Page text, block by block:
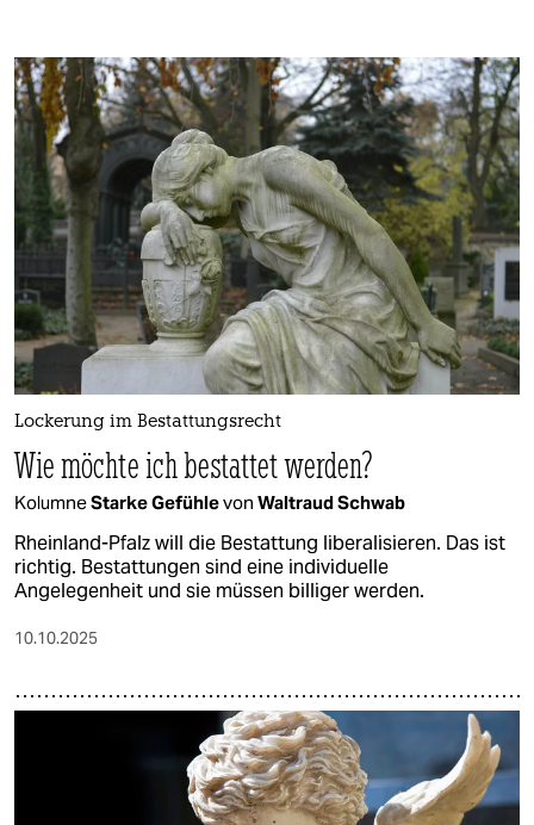
abo
genossenschaft
epaper login
Lockerung im Bestattungsrecht
Wie möchte ich bestattet werden?
KolumneStarke Gefühlevon Waltraud Schwab
Rheinland-Pfalz will die Bestattung liberalisieren. Das ist
richtig. Bestattungen sind eine individuelle
Angelegenheit und sie müssen billiger werden.
10.10.2025